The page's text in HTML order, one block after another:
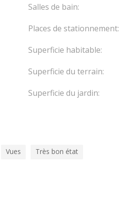
Salles de bain:
Places de stationnement:
Superficie habitable:
Superficie du terrain:
Superficie du jardin:
Vues Très bon état